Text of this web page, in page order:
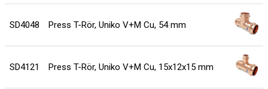
SD4048 Press T-Rör, Uniko V+M Cu, 54 mm
SD4121 Press T-Rör, Uniko V+M Cu, 15x12x15 mm